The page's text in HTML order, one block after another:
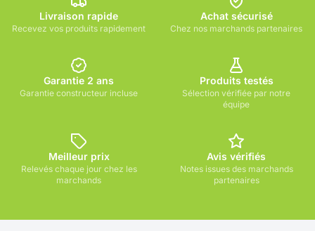
Livraison rapide
Recevez vos produits rapidement
Achat sécurisé
Chez nos marchands partenaires
Garantie 2 ans
Garantie constructeur incluse
Produits testés
Sélection vérifiée par notre
équipe
Meilleur prix
Relevés chaque jour chez les
marchands
Avis vérifiés
Notes issues des marchands
partenaires